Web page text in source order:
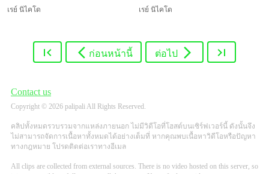
เรย์ นิไคโด เรย์ นิไคโด
ก่อนหน้านี้ ต่อไป
Contact us
Copyright © 2026 palipali All Rights Reserved.
คลิปทั้งหมดรวบรวมจากแหล่งภายนอก ไม่มีวิดีโอที่โฮสต์บนเซิร์ฟเวอร์นี้ ดังนั้นจึง
ไม่สามารถจัดการเนื้อหาทั้งหมดได้อย่างเต็มที่ หากคุณพบเนื้อหาวิดีโอหรือปัญหา
ทางกฎหมาย โปรดติดต่อเราทางอีเมล
All clips are collected from external sources. There is no video hosted on this server, so